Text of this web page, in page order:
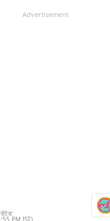
Advertisement
PM IST)